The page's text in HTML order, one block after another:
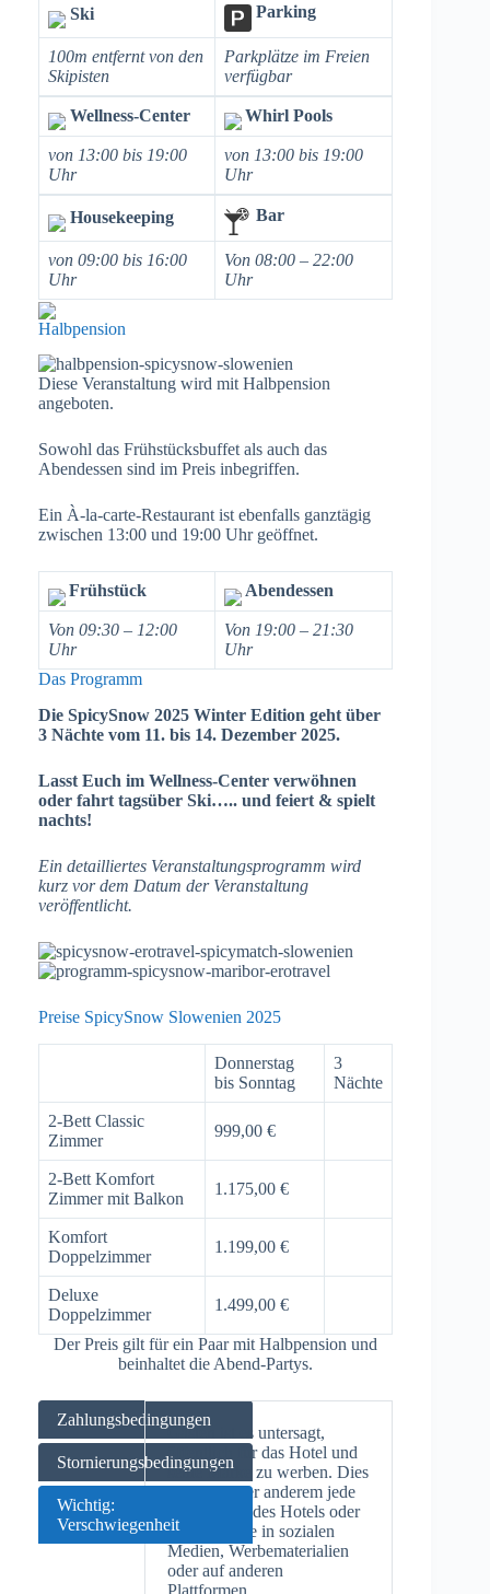
Ski Parking
100m entfernt von den
Skipisten
Parkplätze im Freien
verfügbar
Wellness-Center Whirl Pools
von 13:00 bis 19:00
Uhr
von 13:00 bis 19:00
Uhr
Housekeeping Bar
von 09:00 bis 16:00
Uhr
Von 08:00 – 22:00
Uhr
Halbpension
Diese Veranstaltung wird mit Halbpension
angeboten.
Sowohl das Frühstücksbuffet als auch das
Abendessen sind im Preis inbegriffen.
Ein À-la-carte-Restaurant ist ebenfalls ganztägig
zwischen 13:00 und 19:00 Uhr geöffnet.
Frühstück Abendessen
Von 09:30 – 12:00
Uhr
Von 19:00 – 21:30
Uhr
Das Programm
Die SpicySnow 2025 Winter Edition geht über
3 Nächte vom 11. bis 14. Dezember 2025.
Lasst Euch im Wellness-Center verwöhnen
oder fahrt tagsüber Ski….. und feiert & spielt
nachts!
Ein detailliertes Veranstaltungsprogramm wird
kurz vor dem Datum der Veranstaltung
veröffentlicht.
Preise SpicySnow Slowenien 2025
Donnerstag
bis Sonntag
3
Nächte
2-Bett Classic
Zimmer
999,00 €
2-Bett Komfort
Zimmer mit Balkon
1.175,00 €
Komfort
Doppelzimmer
1.199,00 €
Deluxe
Doppelzimmer
1.499,00 €
Der Preis gilt für ein Paar mit Halbpension und
beinhaltet die Abend-Partys.
Zahlungsbedingungen
Stornierungsbedingungen
Wichtig:
Verschwiegenheit
Gästen ist es untersagt,
öffentlich für das Hotel und
seine Marke zu werben. Dies
umfasst unter anderem jede
Erwähnung des Hotels oder
seiner Marke in sozialen
Medien, Werbematerialien
oder auf anderen
Plattformen.